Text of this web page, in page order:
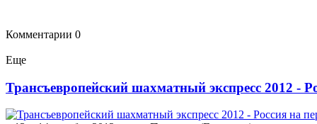
Комментарии 0
Еще
Трансъевропейский шахматный экспресс 2012 -